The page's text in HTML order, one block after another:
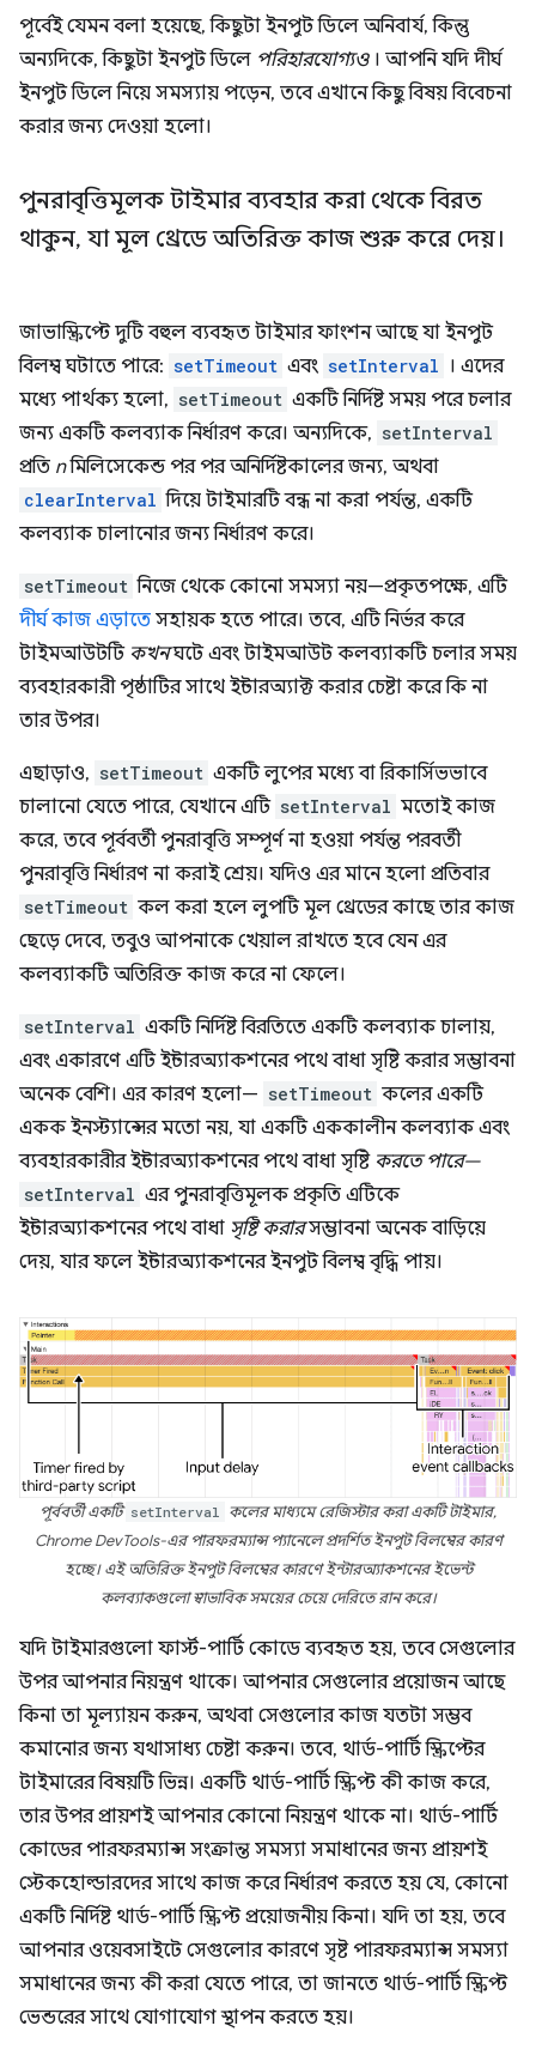
পূর্বেই যেমন বলা হয়েছে, কিছুটা ইনপুট ডিলে অনিবার্য, কিন্তু
অন্যদিকে, কিছুটা ইনপুট ডিলে পরিহারযোগ্যও। আপনি যদি দীর্ঘ
ইনপুট ডিলে নিয়ে সমস্যায় পড়েন, তবে এখানে কিছু বিষয় বিবেচনা
করার জন্য দেওয়া হলো।
পুনরাবৃত্তিমূলক টাইমার ব্যবহার করা থেকে বিরত
থাকুন, যা মূল থ্রেডে অতিরিক্ত কাজ শুরু করে দেয়।
জাভাস্ক্রিপ্টে দুটি বহুল ব্যবহৃত টাইমার ফাংশন আছে যা ইনপুট
বিলম্ব ঘটাতে পারে: setTimeout এবং setInterval । এদের
মধ্যে পার্থক্য হলো, setTimeout একটি নির্দিষ্ট সময় পরে চলার
জন্য একটি কলব্যাক নির্ধারণ করে। অন্যদিকে, setInterval
প্রতি nমিলিসেকেন্ড পর পর অনির্দিষ্টকালের জন্য, অথবা
clearInterval দিয়ে টাইমারটি বন্ধ না করা পর্যন্ত, একটি
কলব্যাক চালানোর জন্য নির্ধারণ করে।
setTimeout নিজে থেকে কোনো সমস্যা নয়—প্রকৃতপক্ষে, এটি
দীর্ঘ কাজ এড়াতে সহায়ক হতে পারে। তবে, এটি নির্ভর করে
টাইমআউটটি কখনঘটে এবং টাইমআউট কলব্যাকটি চলার সময়
ব্যবহারকারী পৃষ্ঠাটির সাথে ইন্টারঅ্যাক্ট করার চেষ্টা করে কি না
তার উপর।
এছাড়াও, setTimeout একটি লুপের মধ্যে বা রিকার্সিভভাবে
চালানো যেতে পারে, যেখানে এটি setInterval মতোই কাজ
করে, তবে পূর্ববর্তী পুনরাবৃত্তি সম্পূর্ণ না হওয়া পর্যন্ত পরবর্তী
পুনরাবৃত্তি নির্ধারণ না করাই শ্রেয়। যদিও এর মানে হলো প্রতিবার
setTimeout কল করা হলে লুপটি মূল থ্রেডের কাছে তার কাজ
ছেড়ে দেবে, তবুও আপনাকে খেয়াল রাখতে হবে যেন এর
কলব্যাকটি অতিরিক্ত কাজ করে না ফেলে।
setInterval একটি নির্দিষ্ট বিরতিতে একটি কলব্যাক চালায়,
এবং একারণে এটি ইন্টারঅ্যাকশনের পথে বাধা সৃষ্টি করার সম্ভাবনা
অনেক বেশি। এর কারণ হলো— setTimeout কলের একটি
একক ইনস্ট্যান্সের মতো নয়, যা একটি এককালীন কলব্যাক এবং
ব্যবহারকারীর ইন্টারঅ্যাকশনের পথে বাধা সৃষ্টি করতে পারে—
setInterval এর পুনরাবৃত্তিমূলক প্রকৃতি এটিকে
ইন্টারঅ্যাকশনের পথে বাধা সৃষ্টি করারসম্ভাবনা অনেক বাড়িয়ে
দেয়, যার ফলে ইন্টারঅ্যাকশনের ইনপুট বিলম্ব বৃদ্ধি পায়।
পূর্ববর্তী একটি setInterval কলের মাধ্যমে রেজিস্টার করা একটি টাইমার,
Chrome DevTools-এর পারফরম্যান্স প্যানেলে প্রদর্শিত ইনপুট বিলম্বের কারণ
হচ্ছে। এই অতিরিক্ত ইনপুট বিলম্বের কারণে ইন্টারঅ্যাকশনের ইভেন্ট
কলব্যাকগুলো স্বাভাবিক সময়ের চেয়ে দেরিতে রান করে।
যদি টাইমারগুলো ফার্স্ট-পার্টি কোডে ব্যবহৃত হয়, তবে সেগুলোর
উপর আপনার নিয়ন্ত্রণ থাকে। আপনার সেগুলোর প্রয়োজন আছে
কিনা তা মূল্যায়ন করুন, অথবা সেগুলোর কাজ যতটা সম্ভব
কমানোর জন্য যথাসাধ্য চেষ্টা করুন। তবে, থার্ড-পার্টি স্ক্রিপ্টের
টাইমারের বিষয়টি ভিন্ন। একটি থার্ড-পার্টি স্ক্রিপ্ট কী কাজ করে,
তার উপর প্রায়শই আপনার কোনো নিয়ন্ত্রণ থাকে না। থার্ড-পার্টি
কোডের পারফরম্যান্স সংক্রান্ত সমস্যা সমাধানের জন্য প্রায়শই
স্টেকহোল্ডারদের সাথে কাজ করে নির্ধারণ করতে হয় যে, কোনো
একটি নির্দিষ্ট থার্ড-পার্টি স্ক্রিপ্ট প্রয়োজনীয় কিনা। যদি তা হয়, তবে
আপনার ওয়েবসাইটে সেগুলোর কারণে সৃষ্ট পারফরম্যান্স সমস্যা
সমাধানের জন্য কী করা যেতে পারে, তা জানতে থার্ড-পার্টি স্ক্রিপ্ট
ভেন্ডরের সাথে যোগাযোগ স্থাপন করতে হয়।